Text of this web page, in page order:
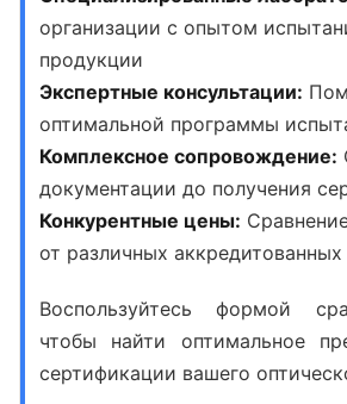
организации с опытом
продукции
Экспертные консультации:
оптимальной программы
Комплексное сопровождение:
документации до получения
Конкурентные цены:
от различных аккредитованных
Воспользуйтесь формой
чтобы найти оптимальное
сертификации вашего